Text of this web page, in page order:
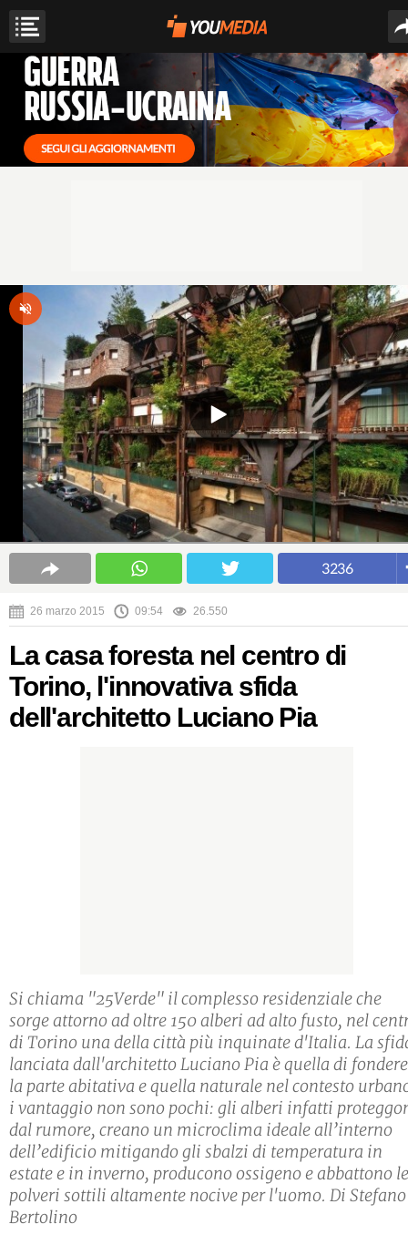
3236
26 marzo 2015 09:54 26.550
La casa foresta nel centro di
Torino, l'innovativa sfida
dell'architetto Luciano Pia
Si chiama "25Verde" il complesso residenziale che
sorge attorno ad oltre 150 alberi ad alto fusto, nel
di Torino una della città più inquinate d'Italia. La
lanciata dall'architetto Luciano Pia è quella di fondere
la parte abitativa e quella naturale nel contesto
i vantaggio non sono pochi: gli alberi infatti
dal rumore, creano un microclima ideale all’interno
dell’edificio mitigando gli sbalzi di temperatura in
estate e in inverno, producono ossigeno e abbattono le
polveri sottili altamente nocive per l'uomo. Di Stefano
Bertolino